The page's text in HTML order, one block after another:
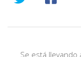
Se está llevando